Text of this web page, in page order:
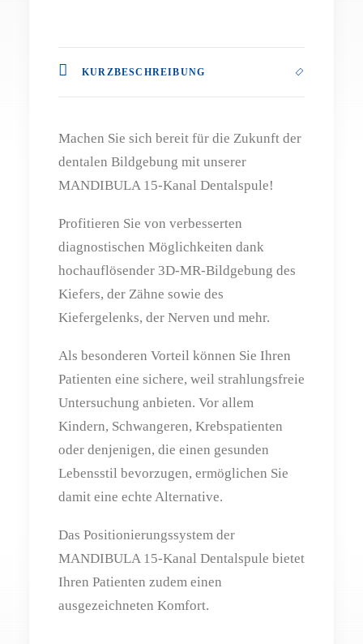
KURZBESCHREIBUNG
Machen Sie sich bereit für die Zukunft der
dentalen Bildgebung mit unserer
MANDIBULA 15-Kanal Dentalspule!
Profitieren Sie von verbesserten
diagnostischen Möglichkeiten dank
hochauflösender 3D-MR-Bildgebung des
Kiefers, der Zähne sowie des
Kiefergelenks, der Nerven und mehr.
Als besonderen Vorteil können Sie Ihren
Patienten eine sichere, weil strahlungsfreie
Untersuchung anbieten. Vor allem
Kindern, Schwangeren, Krebspatienten
oder denjenigen, die einen gesunden
Lebensstil bevorzugen, ermöglichen Sie
damit eine echte Alternative.
Das Positionierungssystem der
MANDIBULA 15-Kanal Dentalspule bietet
Ihren Patienten zudem einen
ausgezeichneten Komfort.